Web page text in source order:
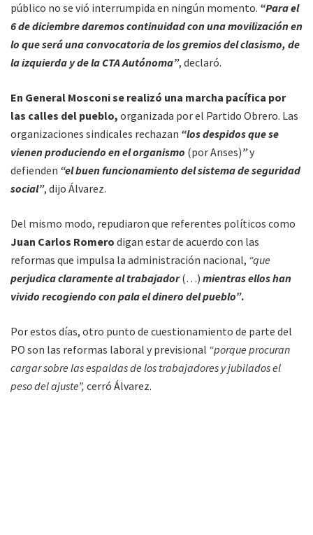
público no se vió interrumpida en ningún momento. “Para el
6 de diciembre daremos continuidad con una movilización en
lo que será una convocatoria de los gremios del clasismo, de
la izquierda y de la CTA Autónoma”, declaró.
En General Mosconi se realizó una marcha pacífica por
las calles del pueblo, organizada por el Partido Obrero. Las
organizaciones sindicales rechazan “los despidos que se
vienen produciendo en el organismo (por Anses)”y
defienden “el buen funcionamiento del sistema de seguridad
social”, dijo Álvarez.
Del mismo modo, repudiaron que referentes políticos como
Juan Carlos Romero digan estar de acuerdo con las
reformas que impulsa la administración nacional, “que
perjudica claramente al trabajador(…) mientras ellos han
vivido recogiendo con pala el dinero del pueblo”.
Por estos días, otro punto de cuestionamiento de parte del
PO son las reformas laboral y previsional “porque procuran
cargar sobre las espaldas de los trabajadores y jubilados el
peso del ajuste”, cerró Álvarez.